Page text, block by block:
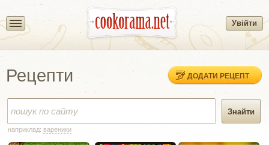
Увійти
Рецепти ДОДАТИ РЕЦЕПТ
наприклад: вареники